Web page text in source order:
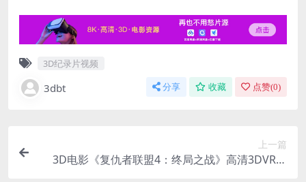
3D纪录片视频
3dbt 分享 收藏 点赞(0)
上一篇
3D电影《复仇者联盟4：终局之战》高清3DVR版